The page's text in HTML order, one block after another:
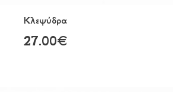
Κλεψύδρα
27.00€